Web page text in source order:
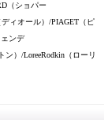
（ショパー
ィオール）/PIAGET（ピ
ンデ
）/LoreeRodkin（ローリ